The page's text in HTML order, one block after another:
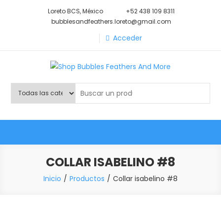
Loreto BCS, México
+52 438 109 8311
bubblesandfeathers.loreto@gmail.com
Acceder
Shop Bubbles Feathers And
More
COLLAR ISABELINO #8
Inicio Productos Collar isabelino #8